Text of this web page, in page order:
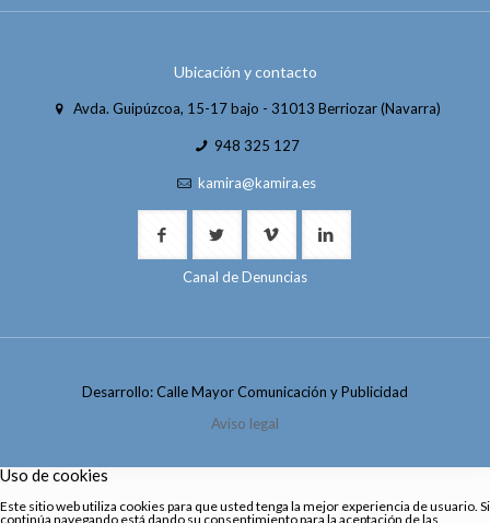
Ubicación y contacto
Avda. Guipúzcoa, 15-17 bajo - 31013 Berriozar (Navarra)
948 325 127
kamira@kamira.es
Canal de Denuncias
Desarrollo: Calle Mayor Comunicación y Publicidad
Aviso legal
Uso de cookies
Este sitio web utiliza cookies para que usted tenga la mejor experiencia de usuario. Si
continúa navegando está dando su consentimiento para la aceptación de las